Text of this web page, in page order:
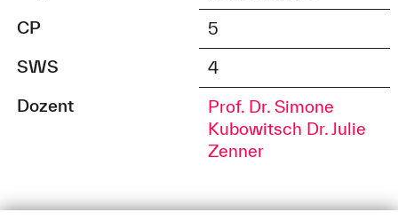
CP
5
SWS
4
Dozent
Prof. Dr. Simone
Kubowitsch Dr. Julie
Zenner